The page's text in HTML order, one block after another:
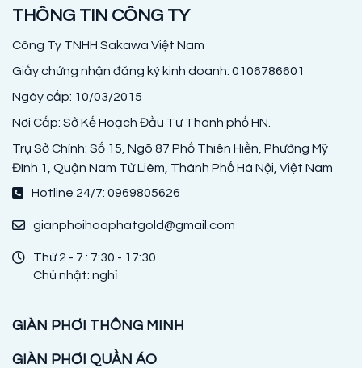
THÔNG TIN CÔNG TY
Công Ty TNHH Sakawa Việt Nam
Giấy chứng nhận đăng ký kinh doanh: 0106786601
Ngày cấp: 10/03/2015
Nơi Cấp: Sở Kế Hoạch Đầu Tư Thành phố HN.
Trụ Sở Chính: Số 15, Ngõ 87 Phố Thiên Hiền, Phường Mỹ
Đình 1, Quận Nam Từ Liêm, Thành Phố Hà Nội, Việt Nam
Hotline 24/7: 0969805626
gianphoihoaphatgold@gmail.com
Thứ 2 - 7 : 7:30 - 17:30
Chủ nhật: nghỉ
GIÀN PHƠI THÔNG MINH
GIÀN PHƠI QUẦN ÁO